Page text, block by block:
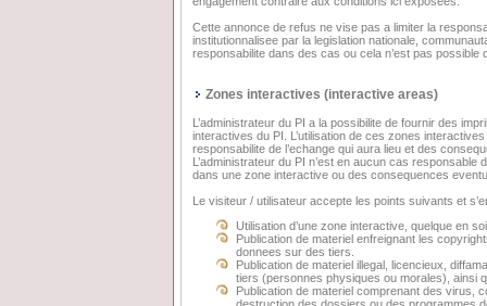
Cette annonce de refus ne vise pas a limiter la
institutionnalisee par la legislation nationale,
responsabilite dans des cas ou cela n’est pas possible
Zones interactives (interactive areas)
L’administrateur du PI a la possibilite de fournir des
interactives du PI. L’utilisation de ces zones
responsabilite de l’echange qui aura lieu et des
L’administrateur du PI n’est en aucun cas
dans une zone interactive ou des consequences
Le visiteur / utilisateur accepte les points suivants et
Utilisation d’une zone interactive, quelque en
Publication de materiel enfreignant les
donnees sur des tiers.
Publication de materiel illegal, licencieux,
tiers (personnes physiques ou morales), ainsi
Publication de materiel comprenant des virus,